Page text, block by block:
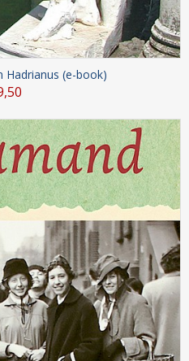
Hadrianus (e-book)
,50